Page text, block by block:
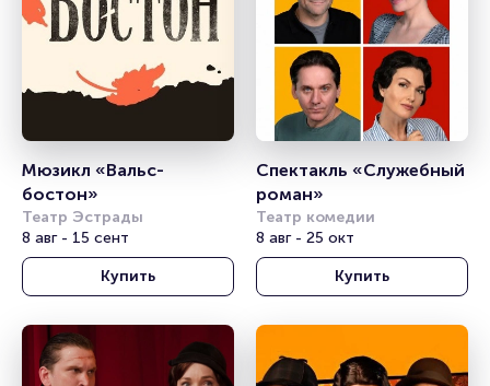
Мюзикл «Вальс-
бостон»
Театр Эстрады
8 авг - 15 сент
Купить
Спектакль «Служебный
роман»
Театр комедии
8 авг - 25 окт
Купить